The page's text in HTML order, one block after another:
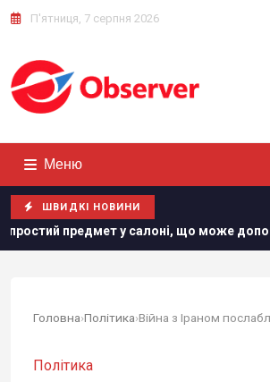
П'ятниця, 7 серпня 2026
Меню
ШВИДКІ НОВИНИ
що може допомогти "Нам самим
Головна›Політика›
Політика